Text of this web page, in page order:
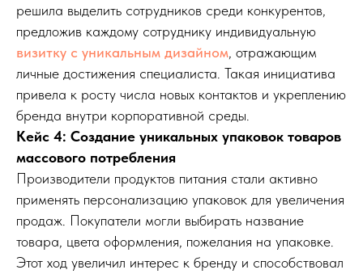
решила выделить сотрудников среди конкурентов,
предложив каждому сотруднику индивидуальную
визитку с уникальным дизайном, отражающим
личные достижения специалиста. Такая инициатива
привела к росту числа новых контактов и укреплению
бренда внутри корпоративной среды.
Кейс 4: Создание уникальных упаковок товаров
массового потребления
Производители продуктов питания стали активно
применять персонализацию упаковок для увеличения
продаж. Покупатели могли выбирать название
товара, цвета оформления, пожелания на упаковке.
Этот ход увеличил интерес к бренду и способствовал